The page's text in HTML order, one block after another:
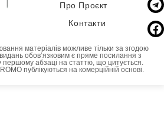
Про Проєкт
Контакти
матеріалів можливе тільки за згодою
обовʼязковим є пряме посилання з
першому абзаці на статтю, що цитується.
публікуються на комерційній основі.